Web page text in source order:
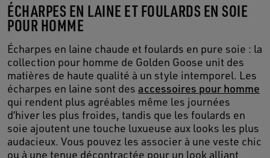
ÉCHARPES EN LAINE ET FOULARDS EN SOIE
POUR HOMME
Écharpes en laine chaude et foulards en pure soie : la
collection pour homme de Golden Goose unit des
matières de haute qualité à un style intemporel. Les
écharpes en laine sont des accessoires pour homme
qui rendent plus agréables même les journées
d’hiver les plus froides, tandis que les foulards en
soie ajoutent une touche luxueuse aux looks les plus
audacieux. Vous pouvez les associer à une veste chic
ou à une tenue décontractée pour un look alliant